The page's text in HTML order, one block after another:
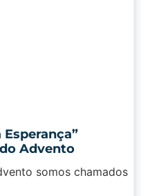
Advento
somos chamados